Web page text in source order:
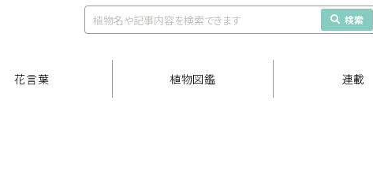
検索
花言葉 植物図鑑 連載